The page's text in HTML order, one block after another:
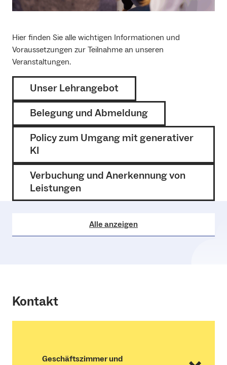
Hier finden Sie alle wichtigen Informationen und
Voraussetzungen zur Teilnahme an unseren
Veranstaltungen.
Unser Lehrangebot
Belegung und Abmeldung
Policy zum Umgang mit generativer
KI
Verbuchung und Anerkennung von
Leistungen
Alle anzeigen
Kontakt
Geschäftszimmer und